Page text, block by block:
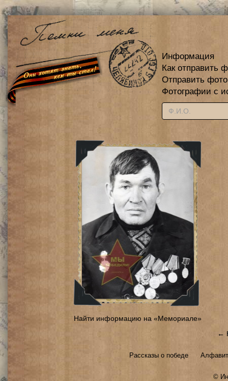
Информация
Как отправить
Отправить
Фотографии с
Найти информацию на «Мемориале»
←
Рассказы о победе
©